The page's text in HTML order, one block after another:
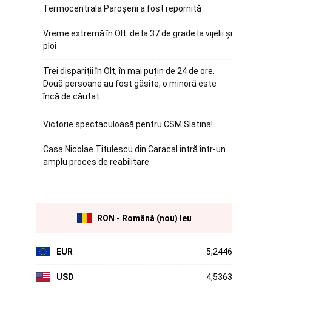
Termocentrala Paroșeni a fost repornită
Vreme extremă în Olt: de la 37 de grade la vijelii și
ploi
Trei dispariții în Olt, în mai puțin de 24 de ore.
Două persoane au fost găsite, o minoră este
încă de căutat
Victorie spectaculoasă pentru CSM Slatina!
Casa Nicolae Titulescu din Caracal intră într-un
amplu proces de reabilitare
RON - Română (nou) leu
EUR 5,2446
USD 4,5363